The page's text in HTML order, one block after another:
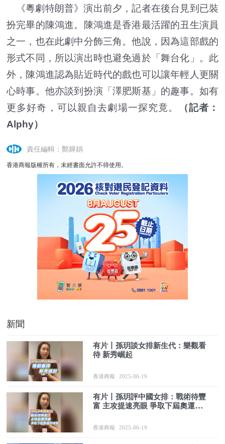
《粵劇特朗普》演出前夕，記者在後台見到已裝
扮完畢的陳鴻進。陳鴻進是香港最活躍的丑生演員
之一，也在此劇中分飾三角。他說，因為這部戲的
形式不同，所以演出時也避免過於「舞台化」。此
外，陳鴻進認為貼近時代的戲也可以讓年輕人更關
心時事。他亦談到扮演「澤肥斯基」的趣事。如有
更多好奇，可以親自去劇場一探究竟。
（記者：
Alphy）
責任編輯：鄭嬋娟
香港商報版權所有，未經書面允許不得使用。
新聞
有片丨孫玥談女排新生代：樂觀看
待 新秀崛起
香港商報 2025-06-19
有片丨孫玥評中國女排：戰術待豐
富 主攻提速亮眼 爭取下屆奧運好
香港商報 2025-06-19